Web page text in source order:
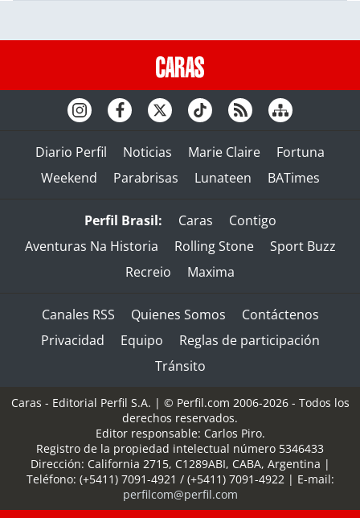
Diario Perfil Noticias Marie Claire
Fortuna
Weekend
Parabrisas Lunateen BATimes
Perfil Brasil: Caras
Contigo
Aventuras Na Historia
Rolling Stone
Sport Buzz
Recreio
Maxima
Canales RSS Quienes Somos
Contáctenos
Privacidad
Equipo
Reglas de participación
Tránsito
Caras - Editorial Perfil S.A. | © Perfil.com 2006-2026 - Todos los
derechos reservados.
Editor responsable: Carlos Piro.
Registro de la propiedad intelectual número 5346433
Dirección: California 2715, C1289ABI, CABA, Argentina |
Teléfono: (+5411) 7091-4921 / (+5411) 7091-4922| E-mail:
perfilcom@perfil.com